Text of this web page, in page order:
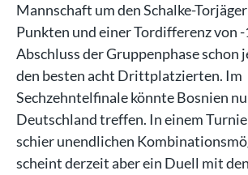
Mannschaft um den Schalke-
Punkten und einer Tordifferenz von -
Abschluss der Gruppenphase schon
den besten acht Drittplatzierten. Im
Sechzehntelfinale könnte Bosnien
Deutschland treffen. In einem
schier unendlichen
scheint derzeit aber ein Duell mit